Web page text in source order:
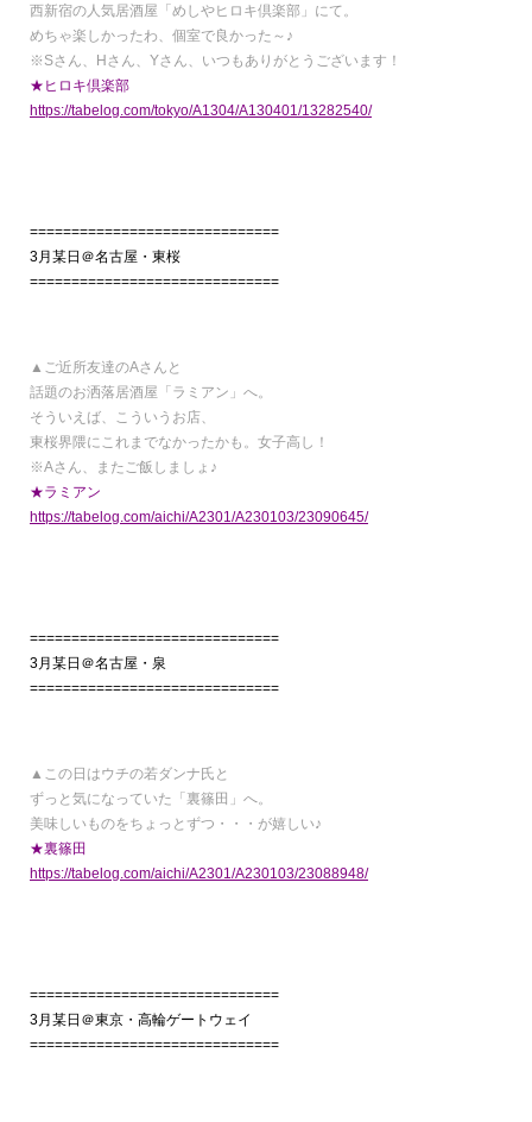
西新宿の人気居酒屋「めしやヒロキ倶楽部」にて。
めちゃ楽しかったわ、個室で良かった～♪
※Sさん、Hさん、Yさん、いつもありがとうございます！
★ヒロキ倶楽部
https://tabelog.com/tokyo/A1304/A130401/13282540/
==============================
3月某日＠名古屋・東桜
==============================
▲ご近所友達のAさんと
話題のお洒落居酒屋「ラミアン」へ。
そういえば、こういうお店、
東桜界隈にこれまでなかったかも。女子高し！
※Aさん、またご飯しましょ♪
★ラミアン
https://tabelog.com/aichi/A2301/A230103/23090645/
==============================
3月某日＠名古屋・泉
==============================
▲この日はウチの若ダンナ氏と
ずっと気になっていた「裏篠田」へ。
美味しいものをちょっとずつ・・・が嬉しい♪
★裏篠田
https://tabelog.com/aichi/A2301/A230103/23088948/
==============================
3月某日＠東京・高輪ゲートウェイ
==============================